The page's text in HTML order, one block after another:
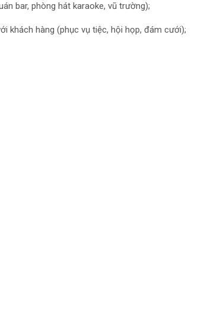
bar, phòng hát karaoke, vũ trường);
khách hàng (phục vụ tiệc, hội họp, đám cưới);